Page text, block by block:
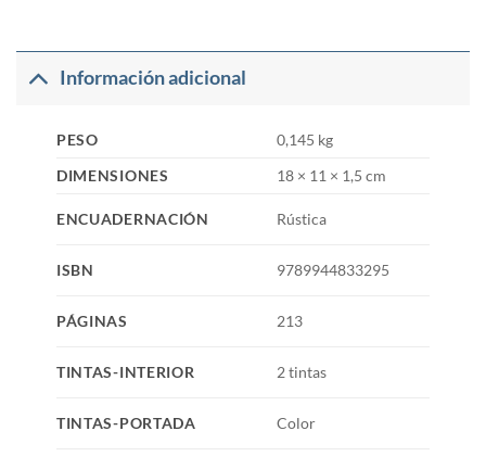
Información adicional
PESO
0,145 kg
DIMENSIONES
18 × 11 × 1,5 cm
ENCUADERNACIÓN Rústica
ISBN 9789944833295
PÁGINAS 213
TINTAS-INTERIOR 2 tintas
TINTAS-PORTADA Color